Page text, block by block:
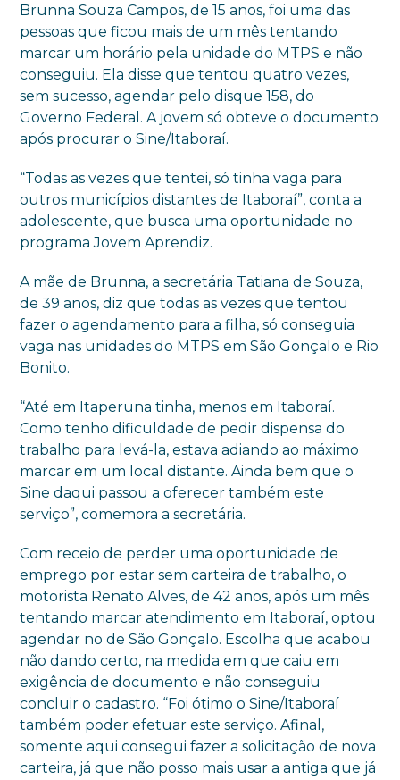
Brunna Souza Campos, de 15 anos, foi uma das
pessoas que ficou mais de um mês tentando
marcar um horário pela unidade do MTPS e não
conseguiu. Ela disse que tentou quatro vezes,
sem sucesso, agendar pelo disque 158, do
Governo Federal. A jovem só obteve o documento
após procurar o Sine/Itaboraí.
“Todas as vezes que tentei, só tinha vaga para
outros municípios distantes de Itaboraí”, conta a
adolescente, que busca uma oportunidade no
programa Jovem Aprendiz.
A mãe de Brunna, a secretária Tatiana de Souza,
de 39 anos, diz que todas as vezes que tentou
fazer o agendamento para a filha, só conseguia
vaga nas unidades do MTPS em São Gonçalo e Rio
Bonito.
“Até em Itaperuna tinha, menos em Itaboraí.
Como tenho dificuldade de pedir dispensa do
trabalho para levá-la, estava adiando ao máximo
marcar em um local distante. Ainda bem que o
Sine daqui passou a oferecer também este
serviço”, comemora a secretária.
Com receio de perder uma oportunidade de
emprego por estar sem carteira de trabalho, o
motorista Renato Alves, de 42 anos, após um mês
tentando marcar atendimento em Itaboraí, optou
agendar no de São Gonçalo. Escolha que acabou
não dando certo, na medida em que caiu em
exigência de documento e não conseguiu
concluir o cadastro. “Foi ótimo o Sine/Itaboraí
também poder efetuar este serviço. Afinal,
somente aqui consegui fazer a solicitação de nova
carteira, já que não posso mais usar a antiga que já